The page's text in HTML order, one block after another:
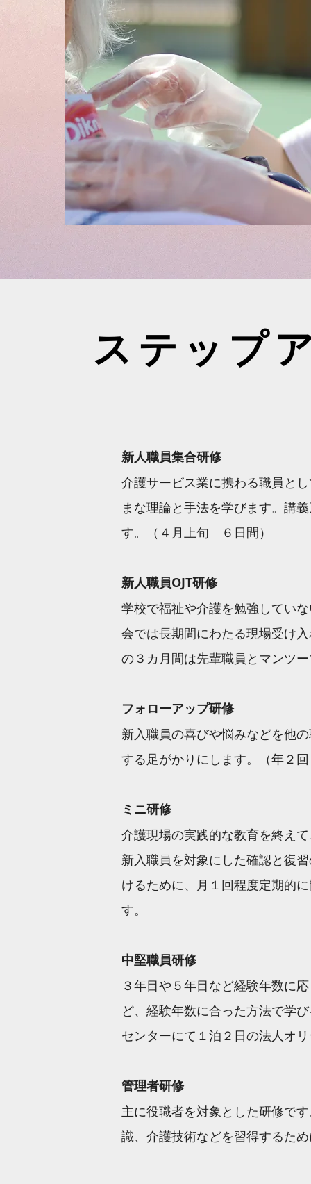
ステップ
新人職員集合研修
介護サービス業に携わる職員と
まな理論と手法を学びます。講
す。
（４月上旬 ６日間）
新人職員OJT研修
学校で福祉や介護を勉強してい
会では長期間にわたる現場受け
の３カ月間は先輩職員とマンツ
フォローアップ研修
新入職員の喜びや悩みなどを他
する足がかりにします。（年２
ミニ研修
介護現場の実践的な教育を終え
新入職員を対象にした確認と復
けるために、月１回程度定期的
す。
中堅職員研修
３年目や５年目など経験年数に
ど、経験年数に合った方法で学
センターにて１泊２日の法人オ
管理者研修
主に役職者を対象とした研修で
識、介護技術などを習得するた